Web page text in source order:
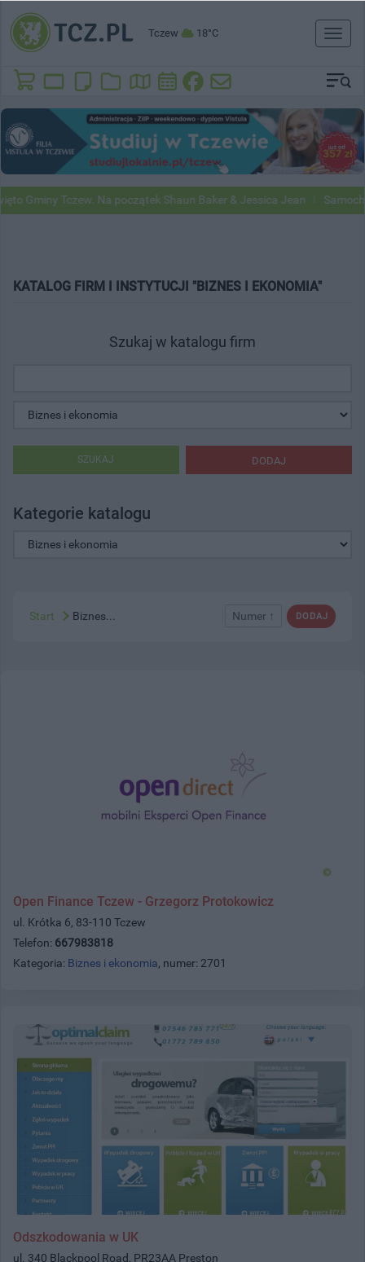
Tczew 18°C
Toggle
Gminy Tczew. Na początek Shaun Baker & Jessica Jean
KATALOG FIRM I INSTYTUCJI "BIZNES I EKONOMIA"
Szukaj w katalogu firm
DODAJ
SZUKAJ
Kategorie katalogu
DODAJ
Numer ↑
Start Biznes...
Open Finance Tczew - Grzegorz Protokowicz
ul. Krótka 6, 83-110 Tczew
Telefon: 667983818
Kategoria: Biznes i ekonomia, numer: 2701
Odszkodowania w UK
ul. 340 Blackpool Road, PR23AA Preston